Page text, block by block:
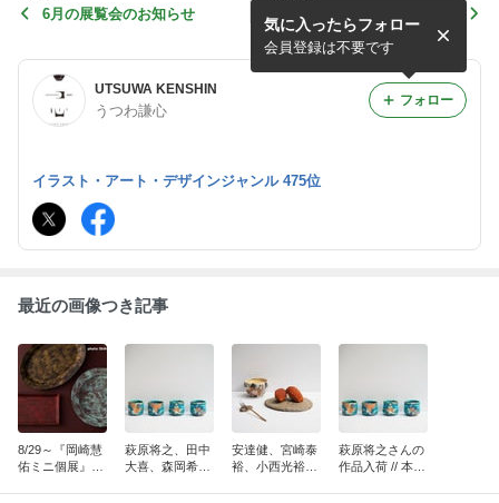
6月の展覧会のお知らせ
田中大喜さんの作品入荷 //
本日も常設営業 15時半閉
店
UTSUWA KENSHIN
うつわ謙心
気に入ったらフォロー
会員登録は不要です
フォロー
イラスト・アート・デザインジャンル 475位
最近の画像つき記事
8/29～『岡崎慧
佑ミニ個展』渋
萩原将之、田中
大喜、森岡希世
安達健、宮崎泰
裕、小西光裕さ
萩原将之さんの
作品入荷 // 本日